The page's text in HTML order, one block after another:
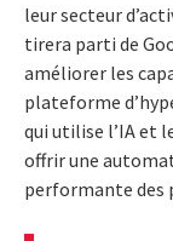
leur secteur
tirera parti de
améliorer les
plateforme
qui utilise l’IA et
offrir une
performante des